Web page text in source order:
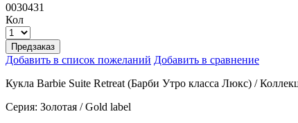
0030431
Кол
Предзаказ
Добавить в список пожеланий Добавить в сравнение
Кукла Barbie Suite Retreat (Барби Утро класса Люкс) /
Серия: Золотая / Gold label